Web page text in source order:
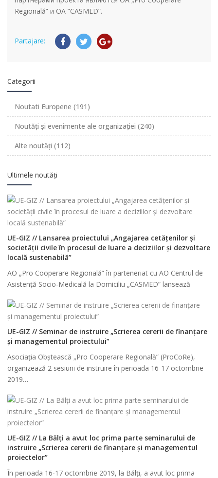
Regională” и ОА ”CASMED”.
Partajare:
Categorii
Noutati Europene (191)
Noutăți și evenimente ale organizației (240)
Alte noutăți (112)
Ultimele noutăți
UE-GIZ // Lansarea proiectului „Angajarea cetățenilor și
societății civile în procesul de luare a deciziilor și dezvoltare
locală sustenabilă”
AO „Pro Cooperare Regională” în parteneriat cu AO Centrul de
Asistenţă Socio-Medicală la Domiciliu „CASMED” lansează
UE-GIZ // Seminar de instruire „Scrierea cererii de finanțare
și managementul proiectului”
Asociația Obștească „Pro Cooperare Regională” (ProCoRe),
organizează 2 sesiuni de instruire în perioada 16-17 octombrie
2019…
UE-GIZ // La Bălți a avut loc prima parte seminarului de
instruire „Scrierea cererii de finanțare și managementul
proiectelor”
În perioada 16-17 octombrie 2019, la Bălți, a avut loc prima